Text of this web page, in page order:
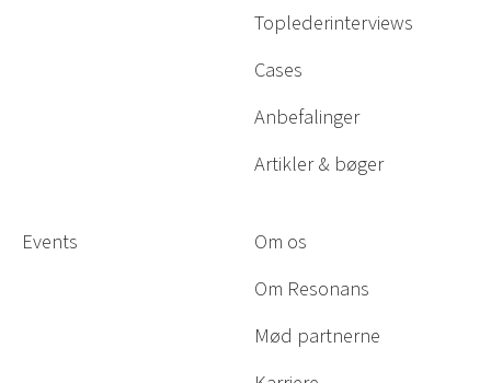
Toplederinterviews
Cases
Anbefalinger
Artikler & bøger
Events
Om os
Om Resonans
Mød partnerne